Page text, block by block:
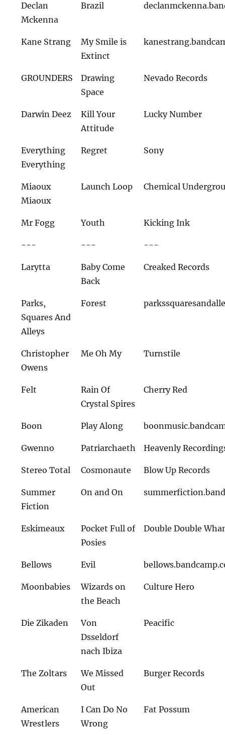
Declan
Mckenna
Brazil
Kane Strang
My Smile is
Extinct
GROUNDERS
Drawing
Space
Nevado Records
Darwin Deez
Kill Your
Attitude
Lucky Number
Everything
Everything
Regret Sony
Miaoux
Miaoux
Launch Loop Chemical
Mr Fogg Youth Kicking Ink
--- --- ---
Larytta
Baby Come
Back
Creaked Records
Parks,
Squares And
Alleys
Forest
Christopher
Owens
Me Oh My Turnstile
Felt
Rain Of
Crystal Spires
Cherry Red
Boon Play Along
Gwenno Patriarchaeth Heavenly
Stereo Total Cosmonaute Blow Up Records
Summer
Fiction
On and On
Eskimeaux
Pocket Full of
Posies
Double Double
Bellows Evil
Moonbabies
Wizards on
the Beach
Culture Hero
Die Zikaden
Von
Dsseldorf
nach Ibiza
Peacific
The Zoltars
We Missed
Out
Burger Records
American
Wrestlers
I Can Do No
Wrong
Fat Possum